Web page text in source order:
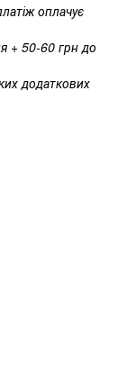
оплачує
+ 50-60 грн до
додаткових